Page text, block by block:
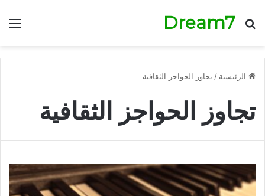
Dream7
بحث عن
الرئيسية / تجاوز الحواجز الثقافية
تجاوز الحواجز الثقافية